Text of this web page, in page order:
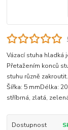
Vázací stuha hladká
Přetažením konců
stuhu různě
Šířka: 5 mmDélka:
stříbrná, zlatá,
Dostupnost